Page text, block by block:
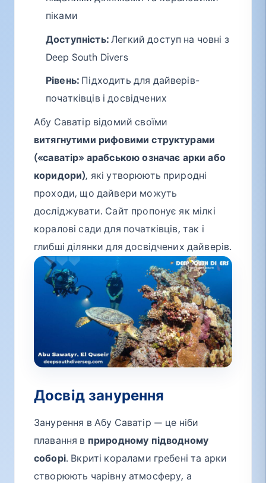
піками
Доступність:Легкий доступ на човні з
Deep South Divers
Рівень: Підходить для дайверів-
початківців і досвідчених
Абу Саватір відомий своїми
витягнутими рифовими структурами
(«саватір» арабською означає арки або
коридори), які утворюють природні
проходи, що дайвери можуть
досліджувати. Сайт пропонує як мілкі
коралові сади для початківців, так і
глибші ділянки для досвідчених дайверів.
Досвід занурення
Занурення в Абу Саватір — це ніби
плавання в природному підводному
соборі. Вкриті коралами гребені та арки
створюють чарівну атмосферу, а